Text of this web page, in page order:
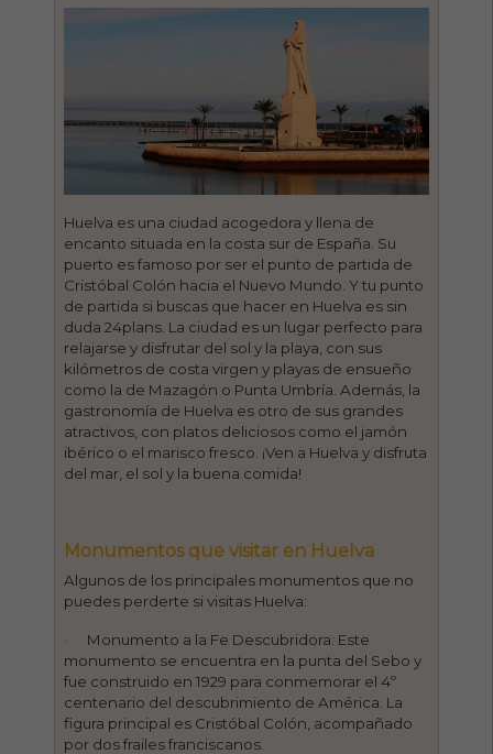
Huelva es una ciudad acogedora y llena de
encanto situada en la costa sur de España. Su
puerto es famoso por ser el punto de partida de
Cristóbal Colón hacia el Nuevo Mundo. Y tu punto
de partida si buscas que hacer en Huelva es sin
duda 24plans. La ciudad es un lugar perfecto para
relajarse y disfrutar del sol y la playa, con sus
kilómetros de costa virgen y playas de ensueño
como la de Mazagón o Punta Umbría. Además, la
gastronomía de Huelva es otro de sus grandes
atractivos, con platos deliciosos como el jamón
ibérico o el marisco fresco. ¡Ven a Huelva y disfruta
del mar, el sol y la buena comida!
Monumentos que visitar en Huelva
Algunos de los principales monumentos que no
puedes perderte si visitas Huelva:
· Monumento a la Fe Descubridora: Este
monumento se encuentra en la punta del Sebo y
fue construido en 1929 para conmemorar el 4º
centenario del descubrimiento de América. La
figura principal es Cristóbal Colón, acompañado
por dos frailes franciscanos.